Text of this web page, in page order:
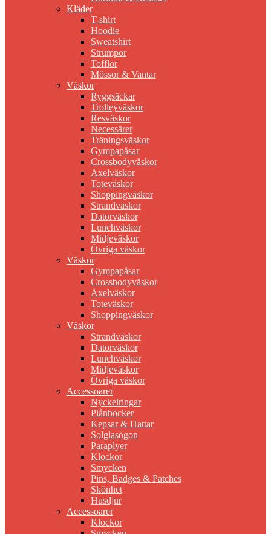
Kläder
T-shirt
Hoodie
Sweatshirt
Strumpor
Tofflor
Mössor & Vantar
Väskor
Ryggsäckar
Trolleyväskor
Resväskor
Necessärer
Träningsväskor
Gympapåsar
Crossbodyväskor
Axelväskor
Toteväskor
Shoppingväskor
Strandväskor
Datorväskor
Lunchväskor
Midjeväskor
Övriga väskor
Väskor
Gympapåsar
Crossbodyväskor
Axelväskor
Toteväskor
Shoppingväskor
Väskor
Strandväskor
Datorväskor
Lunchväskor
Midjeväskor
Övriga väskor
Accessoarer
Nyckelringar
Plånböcker
Kepsar & Hattar
Solglasögon
Paraplyer
Klockor
Smycken
Pins, Badges & Patches
Skönhet
Husdjur
Accessoarer
Klockor